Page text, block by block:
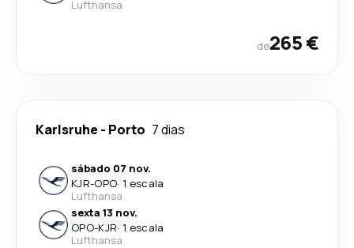
Lufthansa
de265 €
Karlsruhe - Porto 7 dias
sábado 07 nov.
KJR-OPO· 1 escala
Lufthansa
sexta 13 nov.
OPO-KJR· 1 escala
Lufthansa